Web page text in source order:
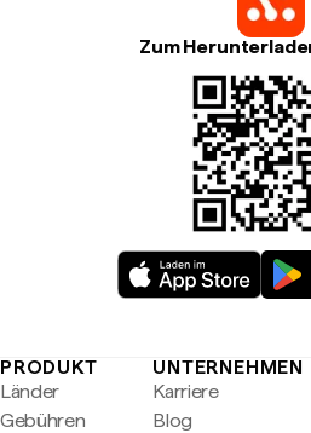
Zum
PRODUKT
Länder
Gebühren
UNTERNEHMEN
Karriere
Blog